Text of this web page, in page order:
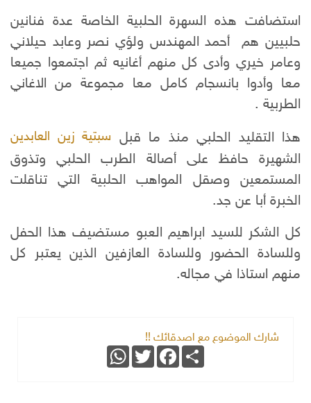
استضافت هذه السهرة الحلبية الخاصة عدة فنانين
حلبيين هم أحمد المهندس ولؤي نصر وعابد حيلاني
وعامر خيري وأدى كل منهم أغانيه ثم اجتمعوا جميعا
معا وأدوا بانسجام كامل معا مجموعة من الاغاني
الطربية .
هذا التقليد الحلبي منذ ما قبل سبتية زين العابدين
الشهيرة حافظ على أصالة الطرب الحلبي وتذوق
المستمعين وصقل المواهب الحلبية التي تناقلت
الخبرة أبا عن جد.
كل الشكر للسيد ابراهيم العبو مستضيف هذا الحفل
وللسادة الحضور وللسادة العازفين الذين يعتبر كل
منهم استاذا في مجاله.
شارك الموضوع مع اصدقائك !!
Share
Facebook
Twitter
WhatsApp